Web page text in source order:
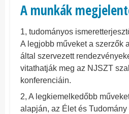
Amunkák
1, tudományos
A legjobb műveket a szerzők
által szervezett
vitathatják meg az NJSZT
konferenciáin.
2, A legkiemelkedőbb
alapján, az Élet és